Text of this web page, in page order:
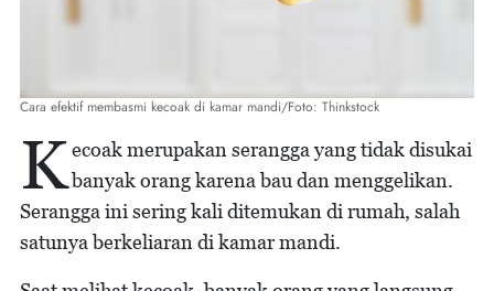
Cara efektif membasmi kecoak di kamar mandi/Foto: Thinkstock
Kecoak merupakan serangga yang tidak disukai
banyak orang karena bau dan menggelikan.
Serangga ini sering kali ditemukan di rumah, salah
satunya berkeliaran di kamar mandi.